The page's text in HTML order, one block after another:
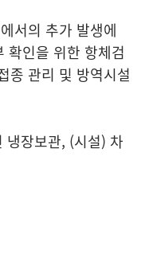
서의 추가 발생에
확인을 위한 항체검
종 관리 및 방역시설
냉장보관, (시설) 차